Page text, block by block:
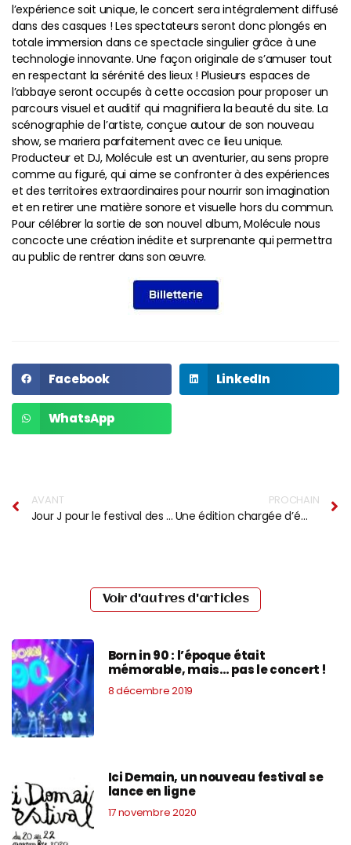
l’expérience soit unique, le concert sera intégralement diffusé
dans des casques ! Les spectateurs seront donc plongés en
totale immersion dans ce spectacle singulier grâce à une
technologie innovante. Une façon originale de s’amuser tout
en respectant la sérénité des lieux ! Plusieurs espaces de
l’abbaye seront occupés à cette occasion pour proposer un
parcours visuel et auditif qui magnifiera la beauté du site. La
scénographie de l’artiste, conçue autour de son nouveau
show, se mariera parfaitement avec ce lieu unique.
Producteur et DJ, Molécule est un aventurier, au sens propre
comme au figuré, qui aime se confronter à des expériences
et des territoires extraordinaires pour nourrir son imagination
et en retirer une matière sonore et visuelle hors du commun.
Pour célébrer la sortie de son nouvel album, Molécule nous
concocte une création inédite et surprenante qui permettra
au public de rentrer dans son œuvre.
Facebook LinkedIn
WhatsApp
AVANT
Jour J pour le festival des Francofolies
PROCHAIN
Une édition chargée d’émotions pour les Francofolies
Voir d'autres d'articles
Born in 90 : l’époque était
mémorable, mais… pas le concert !
8 décembre 2019
Ici Demain, un nouveau festival se
lance en ligne
17 novembre 2020